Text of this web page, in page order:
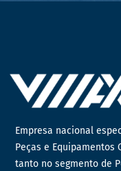
Empresa nacional
Peças e
tanto no segmento de